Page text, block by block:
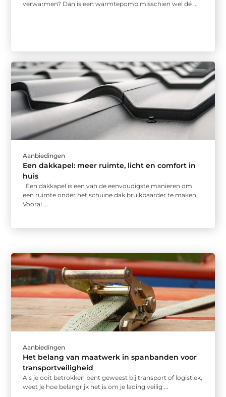
verwarmen? Dan is een warmtepomp misschien wel dé ...
Aanbiedingen
Een dakkapel: meer ruimte, licht en comfort in
huis
Een dakkapel is een van de eenvoudigste manieren om
een ruimte onder het schuine dak bruikbaarder te maken.
Vooral ...
Aanbiedingen
Het belang van maatwerk in spanbanden voor
transportveiligheid
Als je ooit betrokken bent geweest bij transport of logistiek,
weet je hoe belangrijk het is om je lading veilig ...